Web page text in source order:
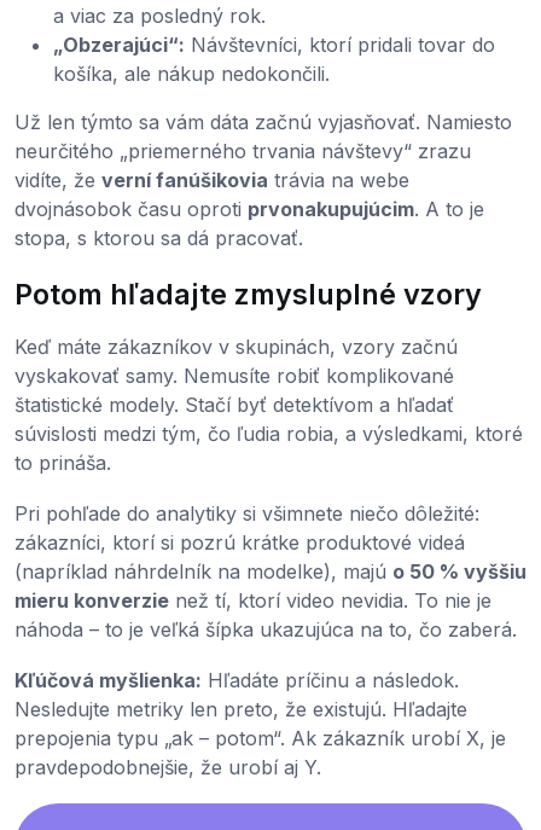
a viac za posledný rok.
„Obzerajúci“: Návštevníci, ktorí pridali tovar do
košíka, ale nákup nedokončili.
Už len týmto sa vám dáta začnú vyjasňovať. Namiesto
neurčitého „priemerného trvania návštevy“ zrazu
vidíte, že verní fanúšikovia trávia na webe
dvojnásobok času oproti prvonakupujúcim. A to je
stopa, s ktorou sa dá pracovať.
Potom hľadajte zmysluplné vzory
Keď máte zákazníkov v skupinách, vzory začnú
vyskakovať samy. Nemusíte robiť komplikované
štatistické modely. Stačí byť detektívom a hľadať
súvislosti medzi tým, čo ľudia robia, a výsledkami, ktoré
to prináša.
Pri pohľade do analytiky si všimnete niečo dôležité:
zákazníci, ktorí si pozrú krátke produktové videá
(napríklad náhrdelník na modelke), majú o 50 % vyššiu
mieru konverzie než tí, ktorí video nevidia. To nie je
náhoda – to je veľká šípka ukazujúca na to, čo zaberá.
Kľúčová myšlienka: Hľadáte príčinu a následok.
Nesledujte metriky len preto, že existujú. Hľadajte
prepojenia typu „ak – potom“. Ak zákazník urobí X, je
pravdepodobnejšie, že urobí aj Y.